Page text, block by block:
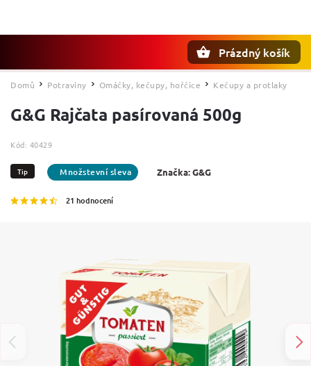
Prázdný košík
Domů / Potraviny / Omáčky, kečupy, hořčice / Kečupy a protlaky
G&G Rajčata pasírovaná 500g
Kód: 40429
Tip
21 hodnocení
Značka:G&G